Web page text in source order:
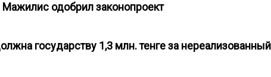
одобрил законопроект
государству 1,3 млн. тенге за